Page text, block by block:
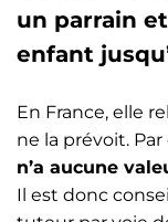
un parrain
enfant
En France, elle
ne la prévoit.
n’a aucune
Il est donc